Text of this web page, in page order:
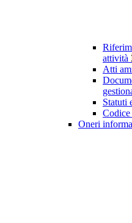
attività
Atti
Statuti
Codice
Oneri